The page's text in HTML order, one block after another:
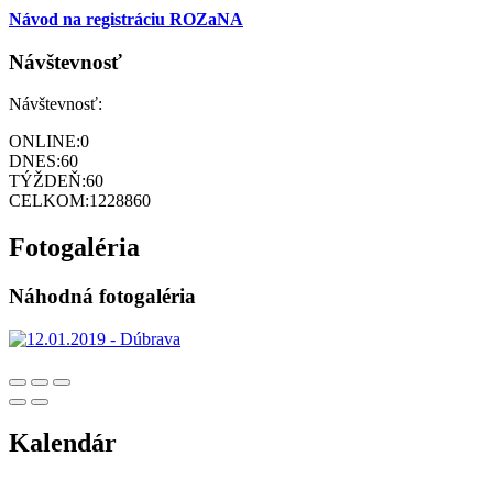
Návod na registráciu ROZaNA
Návštevnosť
Návštevnosť:
ONLINE:0
DNES:60
TÝŽDEŇ:60
CELKOM:1228860
Fotogaléria
Náhodná fotogaléria
Kalendár